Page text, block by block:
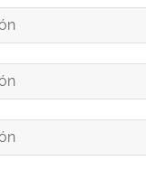
2026 cantidad